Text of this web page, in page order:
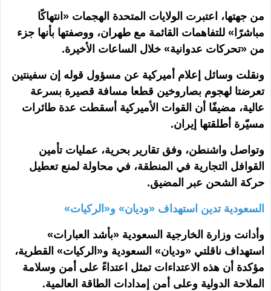
من جهتها، اعتبرت الولايات المتحدة الهجمات «انتهاكًا
مباشرًا» للتفاهمات القائمة مع طهران، ووصفتها بأنها جزء
من «تحركات عدوانية» خلال الساعات الأخيرة.
ونقلت وسائل إعلام أميركية عن مسؤول قوله إن سفينتين
تعرضتا لهجوم بصاروخين قطعا مسافة قصيرة بسرعة
عالية، مضيفًا أن القوات الأميركية أسقطت عدة طائرات
مسيّرة أطلقتها إيران.
وتواصل واشنطن، وفق تقارير بحرية، عمليات تأمين
القوافل التجارية في المنطقة، في محاولة لمنع تعطيل
حركة الشحن عبر المضيق.
السعودية تدين استهداف «وديان» و«الركيات»
وأدانت وزارة الخارجية السعودية «بأشد العبارات»
استهداف ناقلتي «وديان» السعودية و«الركيات» القطرية،
مؤكدة أن هذه الاعتداءات تمثل اعتداءً على أمن وسلامة
الملاحة الدولية وعلى أمن إمدادات الطاقة العالمية.